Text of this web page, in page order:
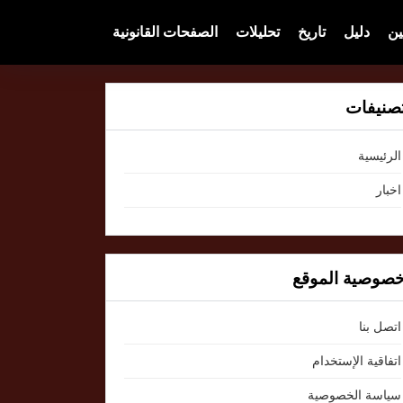
دليل تاريخ تحليلات الصفحات القانونية
الرئيسية
اخبار
الموقع
اتصل بنا
اتفاقية الإستخدام
سياسة الخصوصية